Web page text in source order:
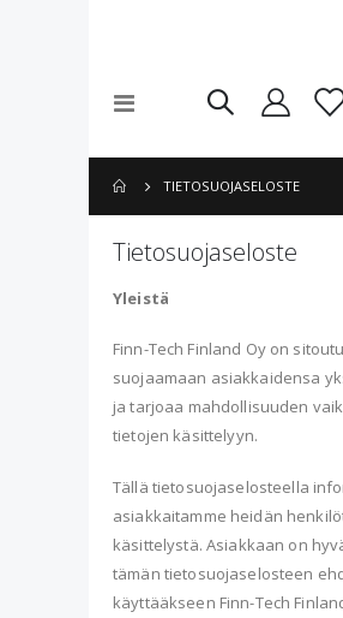
Toggle
TIETOSUOJASELOSTE
Tietosuojaseloste
Yleistä
Finn-Tech Finland Oy on
suojaamaan asiakkaidensa
ja tarjoaa mahdollisuuden
tietojen käsittelyyn.
Tällä tietosuojaselosteella
asiakkaitamme heidän
käsittelystä. Asiakkaan on
tämän tietosuojaselosteen
käyttääkseen Finn-Tech